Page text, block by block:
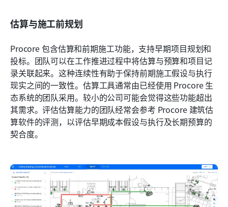
估算与施工前规划
Procore 包含估算和前期施工功能，支持早期项目规划和
投标。团队可以在工作推进过程中将估算与预算和项目记
录关联起来。这种连续性有助于保持前期施工假设与执行
现实之间的一致性。估算工具通常由已经使用 Procore 生
态系统的团队采用。较小的公司可能会觉得这些功能超出
其需求。评估估算能力的团队经常会参考 Procore 建筑估
算软件的评测，以评估早期成本假设与执行及长期预算的
契合度。